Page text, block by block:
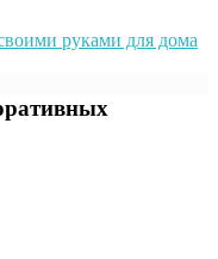
руками для дома